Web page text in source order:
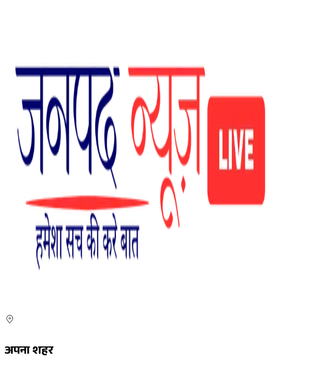
अपना शहर